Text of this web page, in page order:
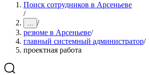
Поиск сотрудников в Арсеньеве
/
... /
резюме в Арсеньеве/
главный системный администратор/
проектная работа